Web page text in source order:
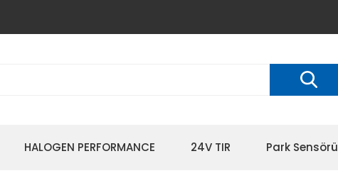
HALOGEN PERFORMANCE 24V TIR Park Sensörü